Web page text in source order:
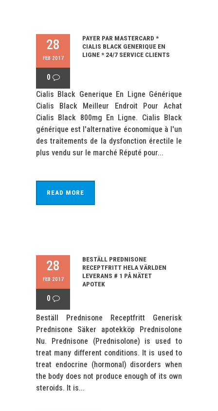
28
FEB 2017
0
PAYER PAR MASTERCARD *
CIALIS BLACK GENERIQUE EN
LIGNE * 24/7 SERVICE CLIENTS
Cialis Black Generique En Ligne Générique
Cialis Black Meilleur Endroit Pour Achat
Cialis Black 800mg En Ligne. Cialis Black
générique est l'alternative économique à l'un
des traitements de la dysfonction érectile le
plus vendu sur le marché Réputé pour...
READ MORE
28
FEB 2017
0
BESTÄLL PREDNISONE
RECEPTFRITT HELA VÄRLDEN
LEVERANS # 1 PÅ NÄTET
APOTEK
Beställ Prednisone Receptfritt Generisk
Prednisone Säker apotekköp Prednisolone
Nu. Prednisone (Prednisolone) is used to
treat many different conditions. It is used to
treat endocrine (hormonal) disorders when
the body does not produce enough of its own
steroids. It is...